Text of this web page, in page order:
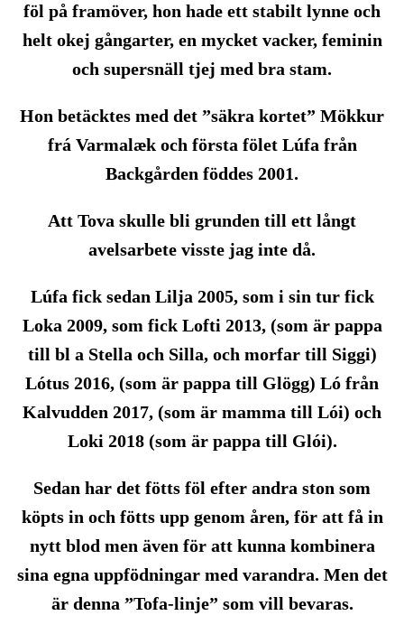
föl på framöver, hon hade ett stabilt lynne och
helt okej gångarter, en mycket vacker, feminin
och supersnäll tjej med bra stam.
Hon betäcktes med det ”säkra kortet” Mökkur
frá Varmalæk och första fölet Lúfa från
Backgården föddes 2001.
Att Tova skulle bli grunden till ett långt
avelsarbete visste jag inte då.
Lúfa fick sedan Lilja 2005, som i sin tur fick
Loka 2009, som fick Lofti 2013, (som är pappa
till bl a Stella och Silla, och morfar till Siggi)
Lótus 2016, (som är pappa till Glögg) Ló från
Kalvudden 2017, (som är mamma till Lói) och
Loki 2018 (som är pappa till Glói).
Sedan har det fötts föl efter andra ston som
köpts in och fötts upp genom åren, för att få in
nytt blod men även för att kunna kombinera
sina egna uppfödningar med varandra. Men det
är denna ”Tofa-linje” som vill bevaras.